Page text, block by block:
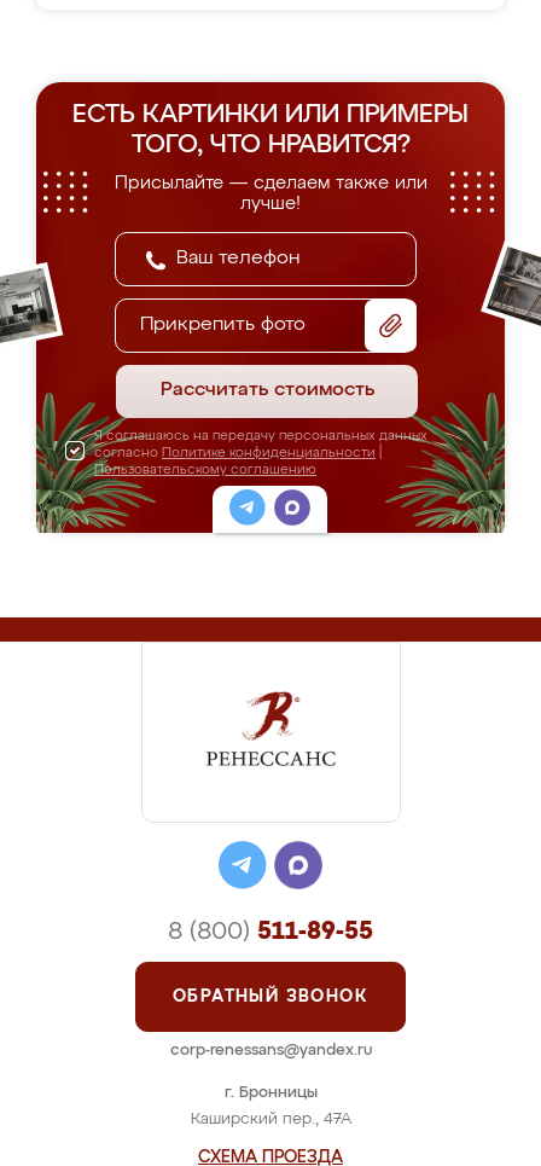
ЕСТЬ КАРТИНКИ ИЛИ ПРИМЕРЫ
ТОГО, ЧТО НРАВИТСЯ?
Присылайте — сделаем также или
лучше!
Прикрепить фото
Рассчитать стоимость
Я соглашаюсь на передачу персональных данных
согласно Политике конфиденциальности
Пользовательскому соглашению
г. Бронницы
Каширский пер., 47А
СХЕМА ПРОЕЗДА
8 (800) 511-89-55
ОБРАТНЫЙ ЗВОНОК
corp-renessans@yandex.ru